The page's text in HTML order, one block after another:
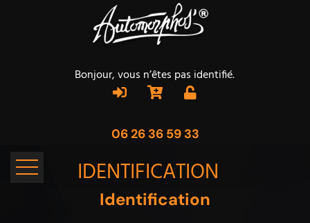
Bonjour, vous n’êtes pas identifié.
06 26 36 59 33
IDENTIFICATION
Identification